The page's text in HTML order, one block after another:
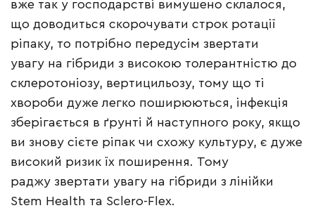
вже так у господарстві вимушено склалося,
що доводиться скорочувати строк ротації
ріпаку, то потрібно передусім звертати
увагу на гібриди з високою толерантністю до
склеротоніозу, вертицильозу, тому що ті
хвороби дуже легко поширюються, інфекція
зберігається в ґрунті й наступного року, якщо
ви знову сієте ріпак чи схожу культуру, є дуже
високий ризик їх поширення. Тому
раджу звертати увагу на гібриди з лінійки
Stem Health та Sclero-Flex.